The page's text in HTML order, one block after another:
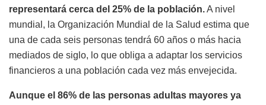
representará cerca del 25% de la población.A nivel
mundial, la Organización Mundial de la Salud estima que
una de cada seis personas tendrá 60 años o más hacia
mediados de siglo, lo que obliga a adaptar los servicios
financieros a una población cada vez más envejecida.
Aunque el 86% de las personas adultas mayores ya